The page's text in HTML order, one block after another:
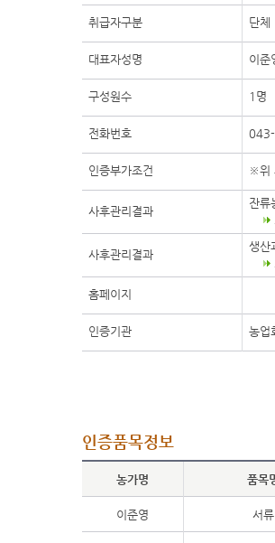
취급자구분 단체
대표자성명 이준
구성원수 1명
전화번호
인증부가조건 ※위
사후관리결과
잔류
사후관리결과
생산
홈페이지
인증기관 농업
인증품목정보
농가명 품목
이준영 서류